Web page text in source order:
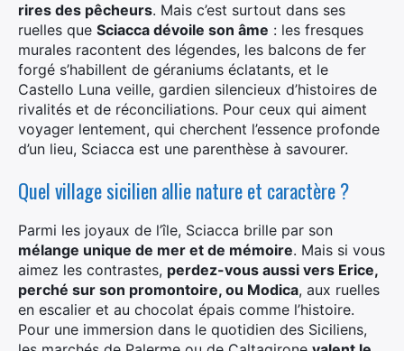
rires des pêcheurs. Mais c’est surtout dans ses
ruelles que Sciacca dévoile son âme : les fresques
murales racontent des légendes, les balcons de fer
forgé s’habillent de géraniums éclatants, et le
Castello Luna veille, gardien silencieux d’histoires de
rivalités et de réconciliations. Pour ceux qui aiment
voyager lentement, qui cherchent l’essence profonde
d’un lieu, Sciacca est une parenthèse à savourer.
Quel village sicilien allie nature et caractère ?
Parmi les joyaux de l’île, Sciacca brille par son
mélange unique de mer et de mémoire. Mais si vous
aimez les contrastes, perdez-vous aussi vers Erice,
perché sur son promontoire, ou Modica, aux ruelles
en escalier et au chocolat épais comme l’histoire.
Pour une immersion dans le quotidien des Siciliens,